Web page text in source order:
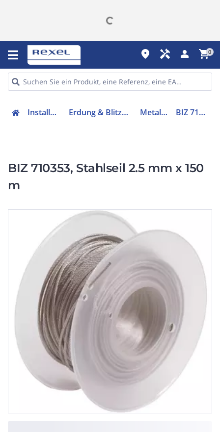
place handyman person shopping_cart0
Installation Erdung & Blitzschutz Metallseil BIZ 710353
BIZ 710353, Stahlseil 2.5 mm x 150
m